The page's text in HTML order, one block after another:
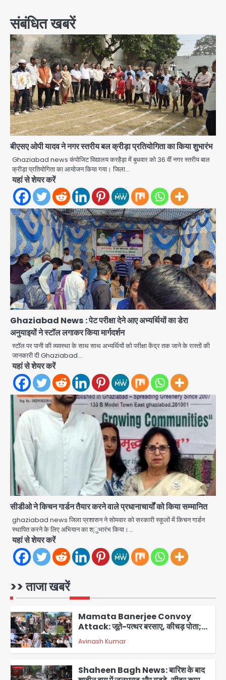
संबंधित खबरें
बीएसए ओपी यादव ने नगर स्तरीय बल क्रीड़ा प्रतियोगिता का किया शुभारंभ
Ghaziabad news कंपोजिट विद्यालय करहैड़ा में बुधवार को 36 वीं नगर स्तरीय बाल
क्रीड़ा प्रतियोगिता का आयोजन किया गया। जिला…
यहां से शेयर करें
Ghaziabad News : पेट परीक्षा देने आए अभ्यर्थियों का डेरा
अनुयाइयों ने स्टॉल लगाकर किया मार्गदर्शन
स्टॉल पर पानी की व्यवस्था के साथ साथ अभ्यर्थियों को परीक्षा केंद्र तक जाने के रास्तों की
जानकारी दी Ghaziabad…
यहां से शेयर करें
सीडीओ ने किचन गार्डन तैयार करने वाले प्रधानाचार्यों को किया सम्मानित
ghaziabad news जिला प्रशासन ने सोमवार को सरकारी स्कूलों में किचन गार्डन
स्थापित करने के लिए अभियान का श्ुभारंभ किया।…
यहां से शेयर करें
>> ताजा खबरें
2
Mamata Banerjee Convoy
Attack: जूते-पत्थर बरसाए, कीचड़ पोता;
3
Shaheen Bagh News: बारिश के बाद
शाहीन बाग में जलभराव और गड्ढे, सीवर काम से
लोग परेशान
Avinash Kumar
4
Zepto Dhoom: ग्रेटर नोएडा के धूम
मानिकपुर Zepto वेयरहाउस में वेतन कटौती
को लेकर 100 से ज्यादा कर्मचारियों का विरोध
प्रदर्शन
Avinash Kumar
5
Parshvanath Building
Shooting: सिक्योरिटी गार्ड की गोली से 17
वर्षीय किशोर की मौत
Avinash Kumar
1
Noida District Hospital
2
Mamata Banerjee Convoy
Attack: जूते-पत्थर बरसाए, कीचड़ पोता;
बोलीं- ‘माथा फट जाता’
Avinash Kumar
Shaheen Bagh News: बारिश के बाद